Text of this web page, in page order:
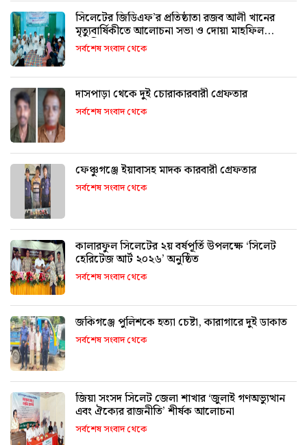
সিলেটের জিডিএফ’র প্রতিষ্ঠাতা রজব আলী খানের
মৃত্যুবার্ষিকীতে আলোচনা সভা ও দোয়া মাহফিল
অনুষ্ঠিত
সর্বশেষ সংবাদ থেকে
দাসপাড়া থেকে দুই চোরাকারবারী গ্রেফতার
সর্বশেষ সংবাদ থেকে
ফেঞ্চুগঞ্জে ইয়াবাসহ মাদক কারবারী গ্রেফতার
সর্বশেষ সংবাদ থেকে
কালারফুল সিলেটের ২য় বর্ষপূর্তি উপলক্ষে ‘সিলেট
হেরিটেজ আর্ট ২০২৬’ অনুষ্ঠিত
সর্বশেষ সংবাদ থেকে
জকিগঞ্জে পুলিশকে হত্যা চেষ্টা, কারাগারে দুই ডাকাত
সর্বশেষ সংবাদ থেকে
জিয়া সংসদ সিলেট জেলা শাখার ‘জুলাই গণঅভ্যুত্থান
এবং ঐক্যের রাজনীতি’ শীর্ষক আলোচনা
সর্বশেষ সংবাদ থেকে